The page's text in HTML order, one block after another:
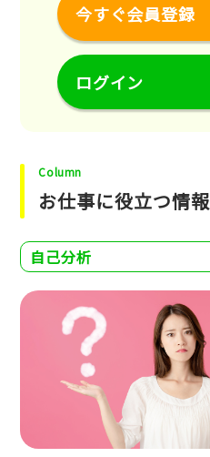
今すぐ会員登録
ログイン
Column
お仕事に役立つ情報
自己分析